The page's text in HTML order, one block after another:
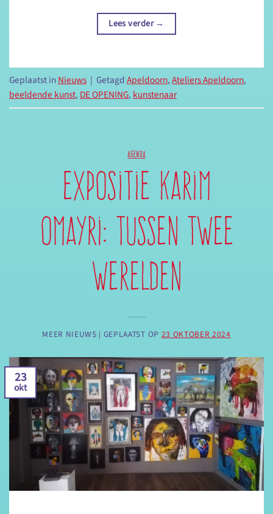
Lees verder→
Geplaatst inNieuws | GetagdApeldoorn,Ateliers Apeldoorn,
beeldende kunst, DE OPENING, kunstenaar
AGENDA
Expositie Karim
Omayri: Tussen Twee
werelden
MEER NIEUWS | GEPLAATST OP 23 OKTOBER 2024
23
okt